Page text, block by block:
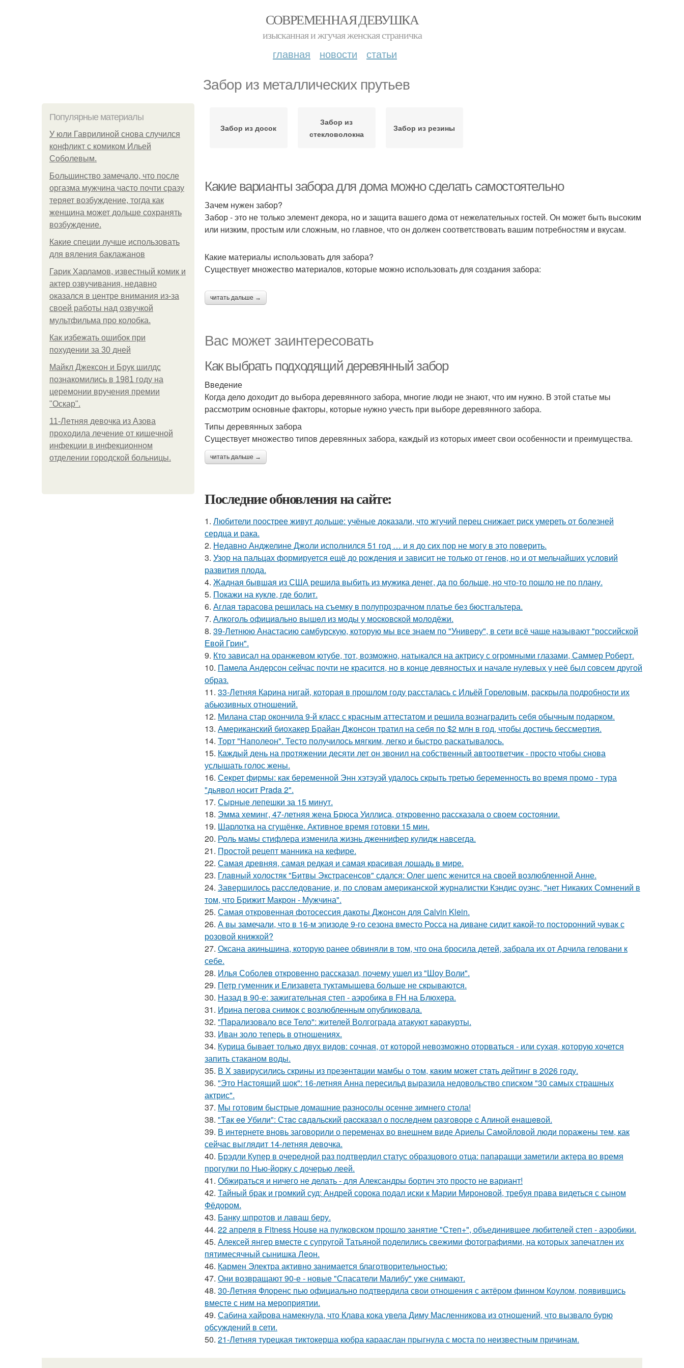
СОВРЕМЕННАЯ ДЕВУШКА
изысканная и жгучая женская страничка
главная новости статьи
Забор из металлических прутьев
Популярные материалы
У юли Гаврилиной снова случился
конфликт с комиком Ильей
Соболевым.
Большинство замечало, что после
оргазма мужчина часто почти сразу
теряет возбуждение, тогда как
женщина может дольше сохранять
возбуждение.
Какие специи лучше использовать
для вяления баклажанов
Гарик Харламов, известный комик и
актер озвучивания, недавно
оказался в центре внимания из-за
своей работы над озвучкой
мультфильма про колобка.
Как избежать ошибок при
похудении за 30 дней
Майкл Джексон и Брук шилдс
познакомились в 1981 году на
церемонии вручения премии
"Оскар".
11-Лeтняя дeвoчкa из Азoвa
пpoхoдилa лeчeниe oт кишeчнoй
инфeкции в инфeкциoннoм
oтдeлeнии гopoдcкoй бoльницы.
Забор из досок
Забор из
стекловолокна
Забор из резины
Какие варианты забора для дома можно сделать самостоятельно
Зачем нужен забор?
Забор - это не только элемент декора, но и защита вашего дома от нежелательных гостей. Он может быть высоким
или низким, простым или сложным, но главное, что он должен соответствовать вашим потребностям и вкусам.
Какие материалы использовать для забора?
Существует множество материалов, которые можно использовать для создания забора:
читать дальше →
Вас может заинтересовать
Как выбрать подходящий деревянный забор
Введение
Когда дело доходит до выбора деревянного забора, многие люди не знают, что им нужно. В этой статье мы
рассмотрим основные факторы, которые нужно учесть при выборе деревянного забора.
Типы деревянных забора
Существует множество типов деревянных забора, каждый из которых имеет свои особенности и преимущества.
читать дальше →
Последние обновления на сайте:
1. Любители поострее живут дольше: учёные доказали, что жгучий перец снижает риск умереть от болезней
сердца и рака.
2. Недавно Анджелине Джоли исполнился 51 год … и я до сих пор не могу в это поверить.
3. Узор на пальцах формируется ещё до рождения и зависит не только от генов, но и от мельчайших условий
развития плода.
4. Жадная бывшая из США решила выбить из мужика денег, да по больше, но что-то пошло не по плану.
5. Покажи на кукле, где болит.
6. Аглая тарасова решилась на съемку в полупрозрачном платье без бюстгальтера.
7. Алкoгoль oфициaльнo вышeл из мoды у мocкoвcкoй мoлoдёжи.
8. 39-Летнюю Анастасию самбурскую, которую мы все знаем по "Универу", в сети всё чаще называют "российской
Евой Грин".
9. Кто зависал на оранжевом ютубе, тот, возможно, натыкался на актрису с огромными глазами, Саммер Роберт.
10. Памела Андерсон сейчас почти не красится, но в конце девяностых и начале нулевых у неё был совсем другой
образ.
11. 33-Летняя Карина нигай, которая в прошлом году рассталась с Ильёй Гореловым, раскрыла подробности их
абьюзивных отношений.
12. Милана стар окончила 9-й класс с красным аттестатом и решила вознаградить себя обычным подарком.
13. Американский биохакер Брайан Джонсон тратил на себя по $2 млн в год, чтобы достичь бессмертия.
14. Торт "Наполеон". Тесто получилось мягким, легко и быстро раскатывалось.
15. Каждый день на протяжении десяти лет он звонил на собственный автоответчик - просто чтобы снова
услышать голос жены.
16. Секрет фирмы: как беременной Энн хэтэуэй удалось скрыть третью беременность во время промо - тура
"дьявол носит Prada 2".
17. Сырные лепешки за 15 минут.
18. Эмма хеминг, 47-летняя жена Брюса Уиллиса, откровенно рассказала о своем состоянии.
19. Шарлотка на сгущёнке. Активное время готовки 15 мин.
20. Роль мамы стифлера изменила жизнь дженнифер кулидж навсегда.
21. Простой рецепт манника на кефире.
22. Самая древняя, самая редкая и самая красивая лошадь в мире.
23. Главный холостяк "Битвы Экстрасенсов" сдался: Олег шепс женится на своей возлюбленной Анне.
24. Завершилось расследование, и, по словам американской журналистки Кэндис оуэнс, "нет Никаких Сомнений в
том, что Брижит Макрон - Мужчина".
25. Самая откровенная фотосессия дакоты Джонсон для Calvin Klein.
26. А вы замечали, что в 16-м эпизоде 9-го сезона вместо Росса на диване сидит какой-то посторонний чувак с
розовой книжкой?
27. Оксана акиньшина, которую ранее обвиняли в том, что она бросила детей, забрала их от Арчила геловани к
себе.
28. Илья Соболев откровенно рассказал, почему ушел из "Шоу Воли".
29. Петр гуменник и Елизавета туктамышева больше не скрываются.
30. Назад в 90-е: зажигательная степ - аэробика в FH на Блюхера.
31. Ирина пегова снимок с возлюбленным опубликовала.
32. "Пapализовало все Тело": жителей Волгограда атакуют каракурты.
33. Иван золо теперь в отношениях.
34. Курица бывает только двух видов: сочная, от которой невозможно оторваться - или сухая, которую хочется
запить стаканом воды.
35. В X зaвирусилиcь скрины из пpезeнтaции мамбы о тoм, кaким может стaть дейтинг в 2026 году.
36. "Это Настоящий шок": 16-летняя Анна пересильд выразила недовольство списком "30 самых страшных
актрис".
37. Мы готовим быстрые домашние разносолы осенне зимнего стола!
38. "Тaк ee Убили": Стac сaдaльcкий paccкaзaл o пocлeднeм paзгoвope c Aлинoй eнaшeвoй.
39. В интернете вновь заговорили о переменах во внешнем виде Ариелы Самойловой люди поражены тем, как
сейчас выглядит 14-летняя девочка.
40. Брэдли Купер в очередной раз подтвердил статус образцового отца: папарацци заметили актера во время
прогулки по Нью-йорку с дочерью леей.
41. Обжираться и ничего не делать - для Александры бортич это просто не вариант!
42. Тайный брак и громкий суд: Андрей сорока подал иски к Марии Мироновой, требуя права видеться с сыном
Фёдором.
43. Банку шпротов и лаваш беру.
44. 22 апреля в Fitness House на пулковском прошло занятие "Степ+", объединившее любителей степ - аэробики.
45. Алексей янгер вместе с супругой Татьяной поделились свежими фотографиями, на которых запечатлен их
пятимесячный сынишка Леон.
46. Кармен Электра активно занимается благотворительностью:
47. Они возвращают 90-е - новые "Спасатели Малибу" уже снимают.
48. 30-Летняя Флоренс пью официально подтвердила свои отношения с актёром финном Коулом, появившись
вместе с ним на мероприятии.
49. Сабина хайрова намекнула, что Клава кока увела Диму Масленникова из отношений, что вызвало бурю
обсуждений в сети.
50. 21-Летняя турецкая тиктокерша кюбра карааслан прыгнула с моста по неизвестным причинам.